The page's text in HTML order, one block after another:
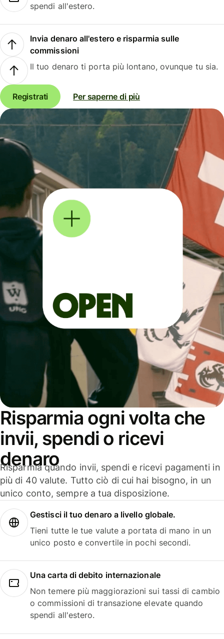
spendi all'estero.
Invia denaro all'estero e risparmia sulle
commissioni
Il tuo denaro ti porta più lontano, ovunque tu sia.
Registrati Per saperne di più
Risparmia ogni volta che
invii, spendi o ricevi
denaro
Risparmia quando invii, spendi e ricevi pagamenti in
più di 40 valute. Tutto ciò di cui hai bisogno, in un
unico conto, sempre a tua disposizione.
Gestisci il tuo denaro a livello globale.
Tieni tutte le tue valute a portata di mano in un
unico posto e convertile in pochi secondi.
Una carta di debito internazionale
Non temere più maggiorazioni sui tassi di cambio
o commissioni di transazione elevate quando
spendi all'estero.